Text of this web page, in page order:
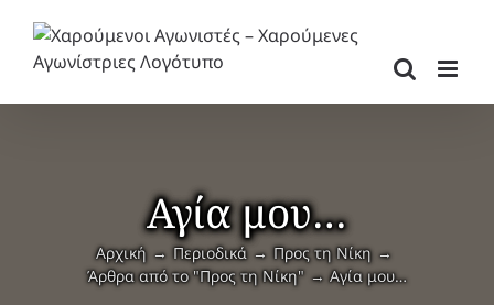
περιεχόμενο
Αγία μου…
Αρχική Περιοδικά
Προς τη Νίκη
Άρθρα από το "Προς τη Νίκη"
Αγία μου…